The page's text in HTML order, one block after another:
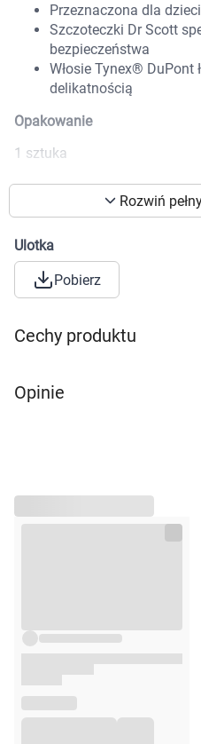
dostosowania
preferencji. Więcej
cookies poprzez
"Ustawienia" lub
AKCEPTUJĘ
Przeznaczona dla
Szczoteczki Dr Scott
bezpieczeństwa
Włosie Tynex® DuPont
delikatnością
Opakowanie
1 sztuka
Rozwiń
Ulotka
Pobierz
Cechy produktu
Opinie